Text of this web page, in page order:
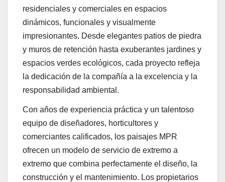
residenciales y comerciales en espacios
dinámicos, funcionales y visualmente
impresionantes. Desde elegantes patios de piedra
y muros de retención hasta exuberantes jardines y
espacios verdes ecológicos, cada proyecto refleja
la dedicación de la compañía a la excelencia y la
responsabilidad ambiental.
Con años de experiencia práctica y un talentoso
equipo de diseñadores, horticultores y
comerciantes calificados, los paisajes MPR
ofrecen un modelo de servicio de extremo a
extremo que combina perfectamente el diseño, la
construcción y el mantenimiento. Los propietarios